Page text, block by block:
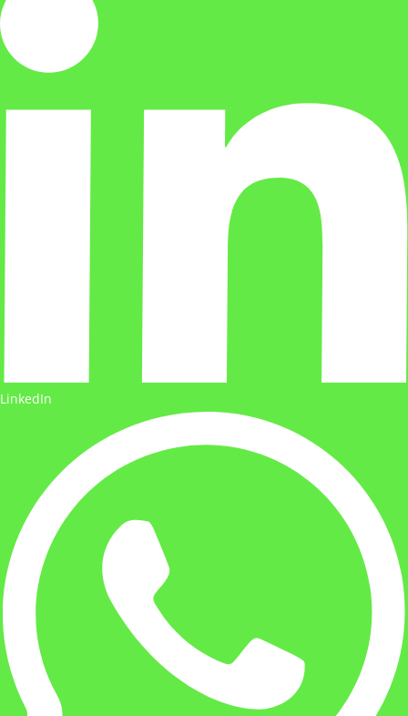
LinkedIn